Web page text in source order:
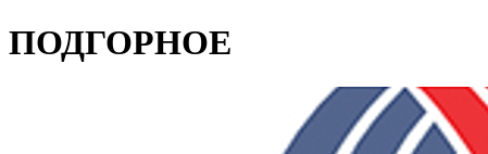
ПОДГОРНОЕ